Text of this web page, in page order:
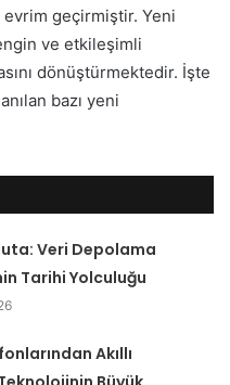
geçirmiştir. Yeni
ve etkileşimli
dönüştürmektedir. İşte
bazı yeni
Veri Depolama
Tarihi Yolculuğu
Akıllı